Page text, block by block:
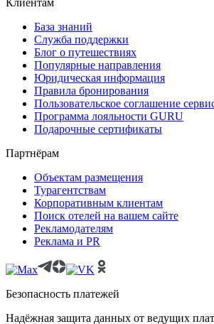
База знаний
Служба поддержки
Блог о путешествиях
Популярные направления
Юридическая информация
Правила бронирования
Пользовательское соглашение
Программа лояльности GURU
Подарочные сертификаты
Партнёрам
Объектам размещения
Турагентствам
Корпоративным клиентам
Поиск отелей на вашем сайте
Рекламодателям
Реклама и PR
Безопасность платежей
Надёжная защита данных от ведущих